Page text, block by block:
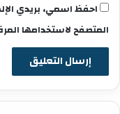
احفظ اسمي، بريدي
المتصفح لاستخدامها